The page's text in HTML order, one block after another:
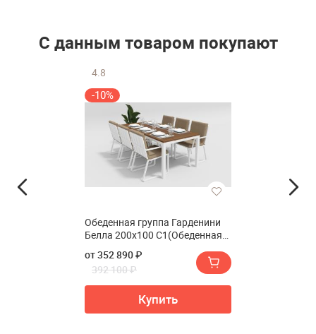
С данным товаром покупают
4.8
-10%
Обеденная группа Гарденини
Белла 200x100 C1(Обеденная
C1)
от 352 890 ₽
392 100 ₽
Купить